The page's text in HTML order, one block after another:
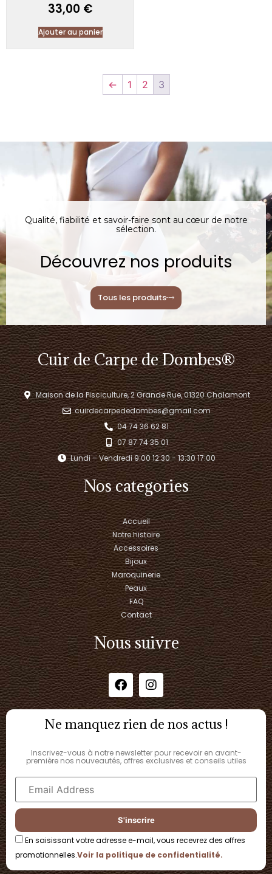
33,00 €
Ajouter au panier
← 1 2 3
Qualité, fiabilité et savoir-faire sont au cœur de notre
sélection.
Découvrez nos produits
Tous les produits
Cuir de Carpe de Dombes®
Maison de la Pisciculture, 2 Grande Rue, 01320 Chalamont
cuirdecarpededombes@gmail.com
04 74 36 62 81
07 87 74 35 01
Lundi – Vendredi 9:00 12:30 - 13:30 17:00​
Nos categories
Accueil
Notre histoire
Accessoires
Bijoux
Maroquinerie
Peaux
FAQ
Contact
Nous suivre
Ne manquez rien de nos actus !
Inscrivez-vous à notre newsletter pour recevoir en avant-
première nos nouveautés, offres exclusives et conseils utiles
En saisissant votre adresse e-mail, vous recevrez des offres
promotionnelles.Voir la politique de confidentialité.